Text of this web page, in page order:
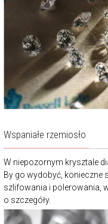
Wspaniałe rzemiosło
W niepozornym krysztale
By go wydobyć, konieczne
szlifowania i polerowania,
o szczegóły.